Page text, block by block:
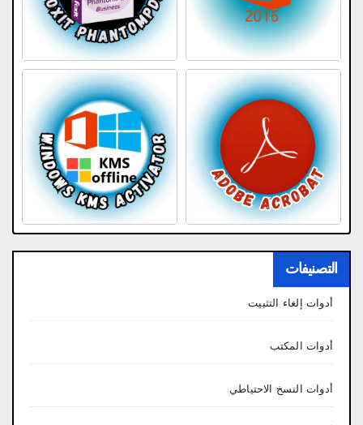
التصنيفات
أدوات إلغاء التثبيت
أدوات المكتب
أدوات النسخ الاحتياطي